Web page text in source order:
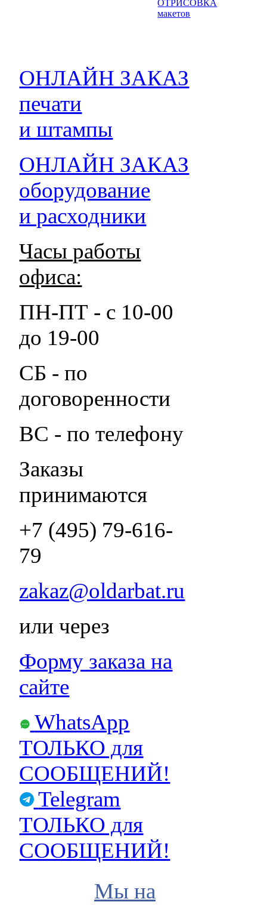
ОТРИСОВКА
макетов
ОНЛАЙН ЗАКАЗ
печати
и штампы
ОНЛАЙН ЗАКАЗ
оборудование
и расходники
Часы работы
офиса:
ПН-ПТ - с 10-00
до 19-00
СБ - по
договоренности
ВС - по телефону
Заказы
принимаются
+7 (495) 79-616-
79
zakaz@oldarbat.ru
или через
Форму заказа на
сайте
WhatsApp
ТОЛЬКО для
СООБЩЕНИЙ!
Telegram
ТОЛЬКО для
СООБЩЕНИЙ!
Мы на